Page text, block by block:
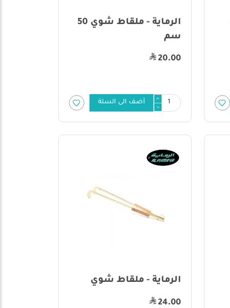
الرماية - ملقاط شوي 50
سم
20.00
أضف الى السلة
الرماية - ملقاط شوي
24.00